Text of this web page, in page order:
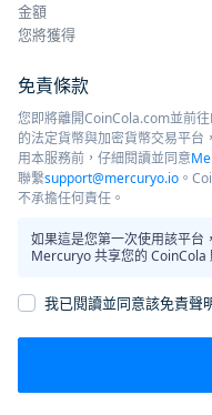
金額
您將獲得
免責條款
您即將離開CoinCola.com並前
的法定貨幣與加密貨幣交易平
用本服務前，仔細閱讀並同意
聯繫support@mercuryo.io 。
不承擔任何責任。
如果這是您第一次使用該平台
Mercuryo 共享您的 CoinCola
我已閱讀並同意該免責聲